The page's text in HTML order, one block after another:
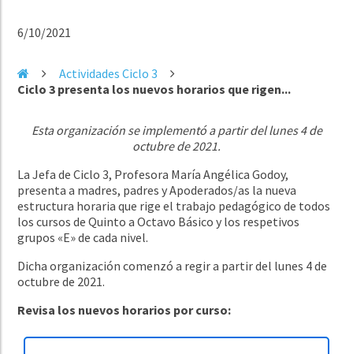
6/10/2021
Actividades Ciclo 3
Ciclo 3 presenta los nuevos horarios que rigen...
Esta organización se implementó a partir del lunes 4 de
octubre de 2021.
La Jefa de Ciclo 3, Profesora María Angélica Godoy,
presenta a madres, padres y Apoderados/as la nueva
estructura horaria que rige el trabajo pedagógico de todos
los cursos de Quinto a Octavo Básico y los respetivos
grupos «E» de cada nivel.
Dicha organización comenzó a regir a partir del lunes 4 de
octubre de 2021.
Revisa los nuevos horarios por curso: